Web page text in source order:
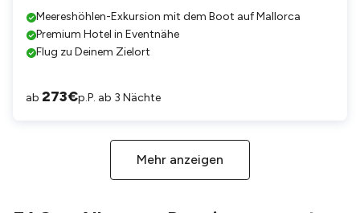
Meereshöhlen-Exkursion mit dem Boot auf Mallorca
Premium Hotel in Eventnähe
Flug zu Deinem Zielort
ab 273€p.P. ab 3 Nächte
Mehr anzeigen